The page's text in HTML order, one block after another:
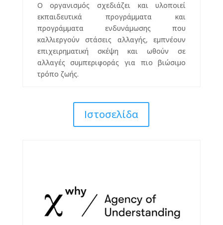
Ο οργανισμός σχεδιάζει και υλοποιεί
εκπαιδευτικά προγράμματα και
προγράμματα ενδυνάμωσης που
καλλιεργούν στάσεις αλλαγής, εμπνέουν
επιχειρηματική σκέψη και ωθούν σε
αλλαγές συμπεριφοράς για πιο βιώσιμο
τρόπο ζωής.
Ιστοσελίδα